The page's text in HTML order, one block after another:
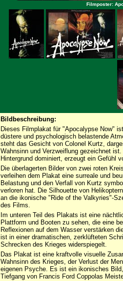
Filmposter:
Bildbeschreibung:
Dieses Filmplakat für "Apocalypse Now"
düstere und psychologisch belastende
steht das Gesicht von Colonel Kurtz,
Wahnsinn und Verzweiflung gezeichnet
Hintergrund dominiert, erzeugt ein Gefühl
Die überlagerten Bilder von zwei roten
verleihen dem Plakat eine surreale und
Belastung und den Verfall von Kurtz
verloren hat. Die Silhouette von
an die ikonische "Ride of the Valkyries"-
des Films.
Im unteren Teil des Plakats ist eine
Plattform und Booten zu sehen, die eine
Reflexionen auf dem Wasser verstärken
ist in einer dramatischen, zerklüfteten
Schrecken des Krieges widerspiegelt.
Das Plakat ist eine kraftvolle visuelle
Wahnsinn des Krieges, der Verlust der
eigenen Psyche. Es ist ein ikonisches
Tiefgang von Francis Ford Coppolas